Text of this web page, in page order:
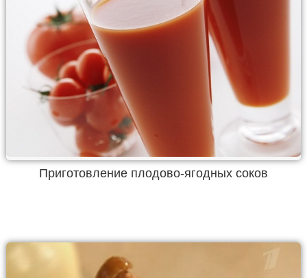
Приготовление плодово-ягодных соков